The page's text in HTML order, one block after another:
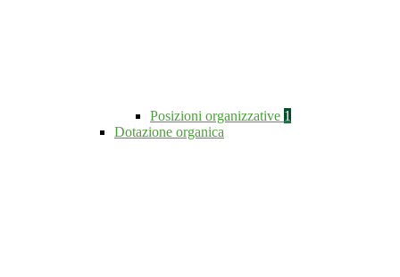
Posizioni organizzative 1
Dotazione organica